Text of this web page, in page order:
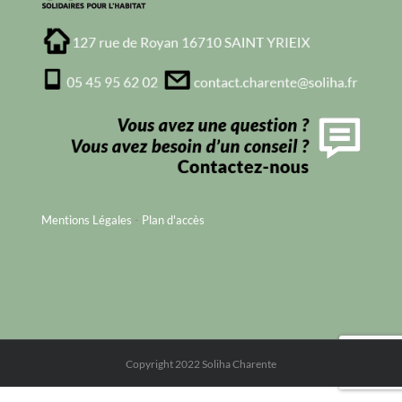
Mentions Légales - Plan d'accès
Copyright 2022 Soliha Charente